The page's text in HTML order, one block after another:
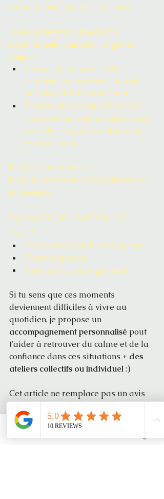
calme aussi les pleurs du soirs.
Tuina pédiatrique (médecine
traditionnelle chinoise) – 2 gestes
simples
Paume de la main sur le
nombril, petits cercles dans le
sens horaire. Environ 2min.
Pouces où se rejoignent le bas
des côtes, au centre, glisser sous
les côtes jusqu’aux extrémités.
Environ 2min.
Il n’y a rien à réussir.
Le plus important reste la lenteur et
la présence.
Quand demander de
l'aide ?
Pleurs inconsolables fréquents
Parents épuisés
Besoin d'accompagnement
Si tu sens que ces moments
deviennent difficiles à vivre au
quotidien, je propose un
accompagnement personnalisé pout
t'aider à retrouver du calme et de la
confiance dans ces situations + des
ateliers collectifs ou individuel :)
Cet article ne remplace pas un avis
confort corporel et d'apaisement.
calendly.com/contact-